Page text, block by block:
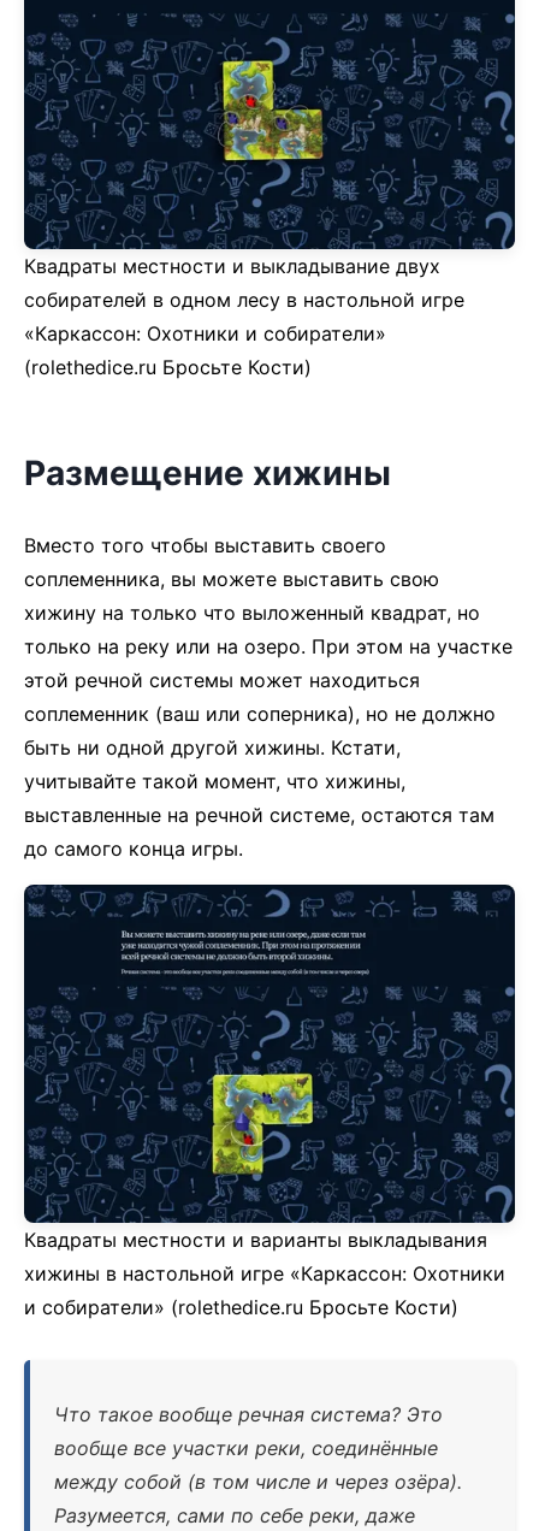
Квадраты местности и выкладывание двух
собирателей в одном лесу в настольной игре
«Каркассон: Охотники и собиратели»
(rolethedice.ru Бросьте Кости)
Размещение хижины
Вместо того чтобы выставить своего
соплеменника, вы можете выставить свою
хижину на только что выложенный квадрат, но
только на реку или на озеро. При этом на участке
этой речной системы может находиться
соплеменник (ваш или соперника), но не должно
быть ни одной другой хижины. Кстати,
учитывайте такой момент, что хижины,
выставленные на речной системе, остаются там
до самого конца игры.
Квадраты местности и варианты выкладывания
хижины в настольной игре «Каркассон: Охотники
и собиратели» (rolethedice.ru Бросьте Кости)
Что такое вообще речная система? Это
вообще все участки реки, соединённые
между собой (в том числе и через озёра).
Разумеется, сами по себе реки, даже